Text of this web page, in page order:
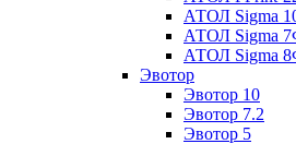
АТОЛ Sigma
АТОЛ Sigma
АТОЛ Sigma
Эвотор
Эвотор 10
Эвотор 7.2
Эвотор 5